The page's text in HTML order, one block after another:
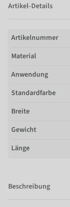
Artikel-Details
Artikelnummer
Material
Anwendung
Standardfarbe
Breite
Gewicht
Länge
Beschreibung